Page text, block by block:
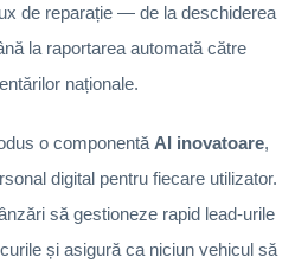
de reparație — de la deschiderea
la raportarea automată către
naționale.
o componentă AI inovatoare,
digital pentru fiecare utilizator.
să gestioneze rapid lead-urile
și asigură ca niciun vehicul să